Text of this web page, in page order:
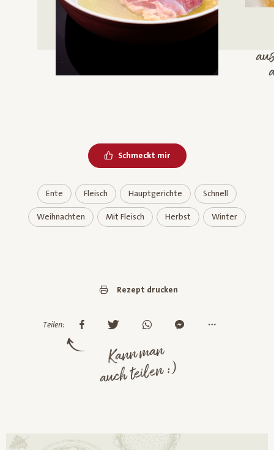
Schmeckt mir
Ente Fleisch Hauptgerichte Schnell
Weihnachten Mit Fleisch Herbst Winter
Rezept drucken
Teilen:
Kann man
auch teilen :)